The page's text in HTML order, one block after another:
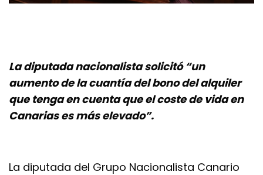
La diputada nacionalista solicitó “un
aumento de la cuantía del bono del alquiler
que tenga en cuenta que el coste de vida en
Canarias es más elevado”.
La diputada del Grupo Nacionalista Canario